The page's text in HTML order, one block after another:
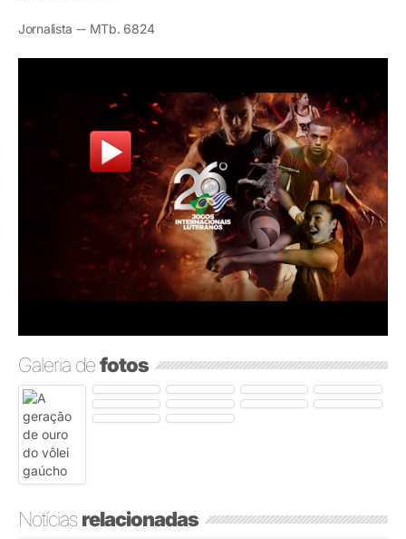
Jornalista -- MTb. 6824
Galeria defotos
Notíciasrelacionadas